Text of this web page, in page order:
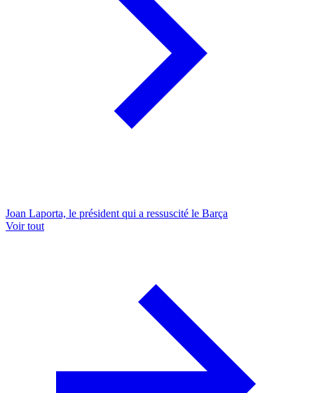
Joan Laporta, le président qui a ressuscité le Barça
Voir tout